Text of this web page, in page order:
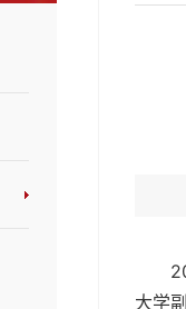
大学